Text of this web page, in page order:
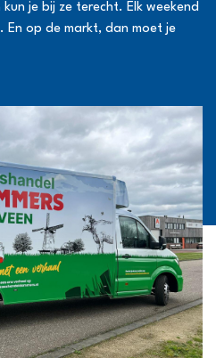
je bij ze terecht. Elk weekend
En op de markt, dan moet je